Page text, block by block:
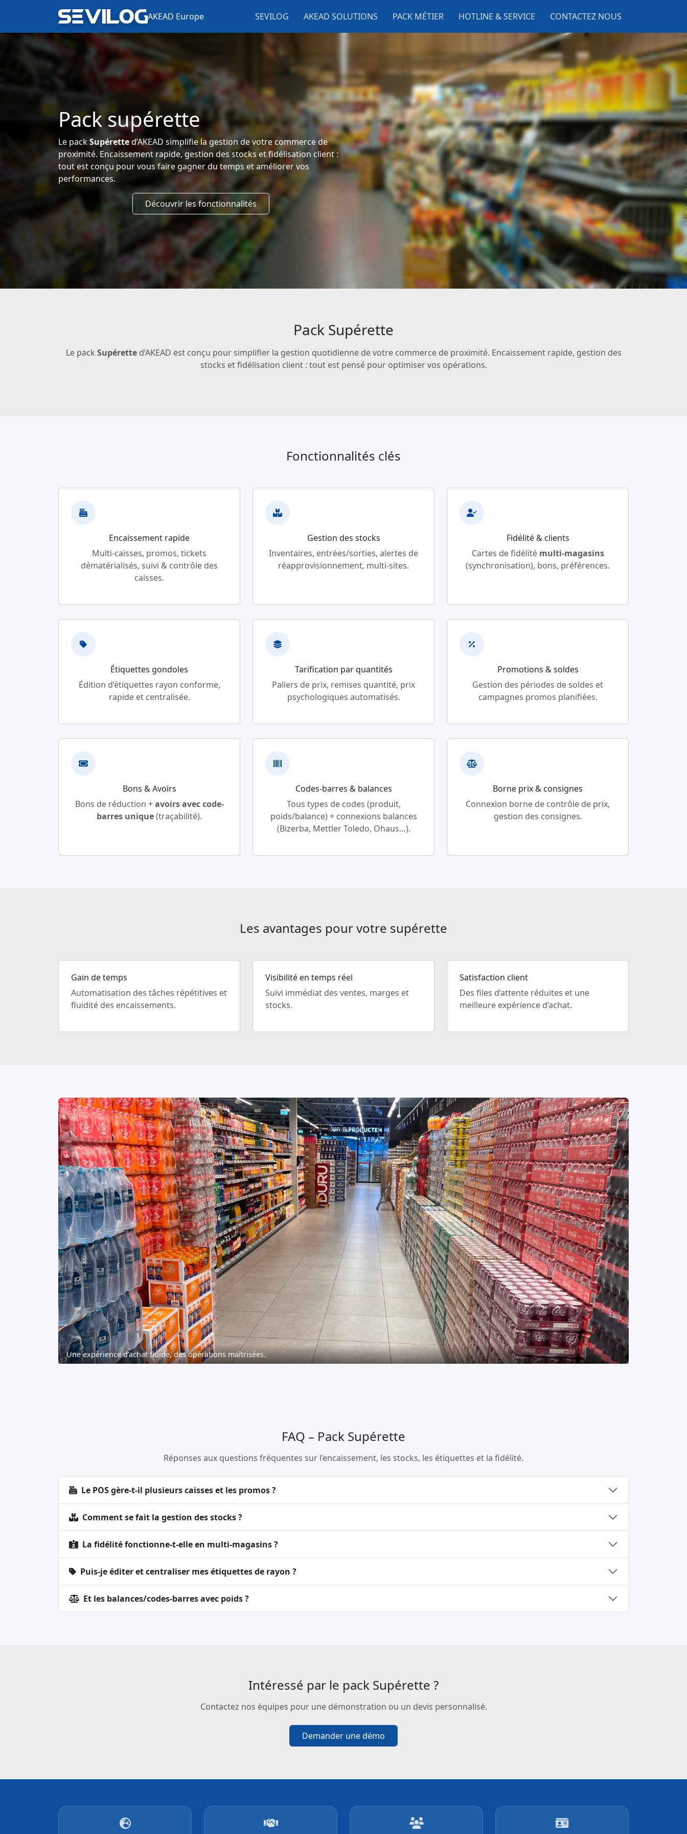
AKEAD Europe SEVILOG AKEAD SOLUTIONS PACK MÉTIER HOTLINE & SERVICE CONTACTEZ NOUS
Pack supérette
Le packSupéretted’AKEAD simplifie la gestion de votre commerce de
proximité. Encaissement rapide, gestion des stocks et fidélisation client :
tout est conçu pour vous faire gagner du temps et améliorer vos
performances.
Découvrir les fonctionnalités
Pack Supérette
Le pack Supéretted’AKEAD est conçu pour simplifier la gestion quotidienne de votre commerce de proximité. Encaissement rapide, gestion des
stocks et fidélisation client : tout est pensé pour optimiser vos opérations.
Fonctionnalités clés
Encaissement rapide
Multi-caisses, promos, tickets
dématérialisés, suivi & contrôle des
caisses.
Gestion des stocks
Inventaires, entrées/sorties, alertes de
réapprovisionnement, multi-sites.
Fidélité & clients
Cartes de fidélité multi-magasins
(synchronisation), bons, préférences.
Étiquettes gondoles
Édition d’étiquettes rayon conforme,
rapide et centralisée.
Tarification par quantités
Paliers de prix, remises quantité, prix
psychologiques automatisés.
Promotions & soldes
Gestion des périodes de soldes et
campagnes promos planifiées.
Bons & Avoirs
Bons de réduction +avoirs avec code-
barres unique(traçabilité).
Codes-barres & balances
Tous types de codes (produit,
poids/balance) + connexions balances
(Bizerba, Mettler Toledo, Ohaus…).
Borne prix & consignes
Connexion borne de contrôle de prix,
gestion des consignes.
Les avantages pour votre supérette
Gain de temps
Automatisation des tâches répétitives et
fluidité des encaissements.
Visibilité en temps réel
Suivi immédiat des ventes, marges et
stocks.
Satisfaction client
Des files d’attente réduites et une
meilleure expérience d’achat.
Une expérience d’achat fluide, des opérations maîtrisées.
FAQ – Pack Supérette
Réponses aux questions fréquentes sur l’encaissement, les stocks, les étiquettes et la fidélité.
Le POS gère-t-il plusieurs caisses et les promos ?
Comment se fait la gestion des stocks ?
La fidélité fonctionne-t-elle en multi-magasins ?
Puis-je éditer et centraliser mes étiquettes de rayon ?
Et les balances/codes-barres avec poids ?
Intéressé par le pack Supérette ?
Contactez nos équipes pour une démonstration ou un devis personnalisé.
Demander une démo